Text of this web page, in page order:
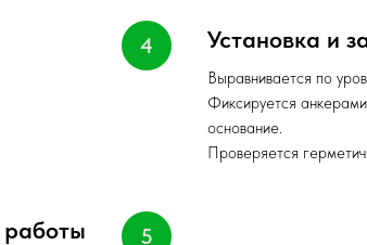
Установка и
Выравнивается по
Фиксируется
основание.
Проверяется